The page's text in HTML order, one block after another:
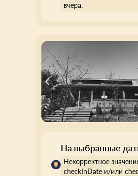
вчера.
На выбранные
Некорректное
checkInDate и/или